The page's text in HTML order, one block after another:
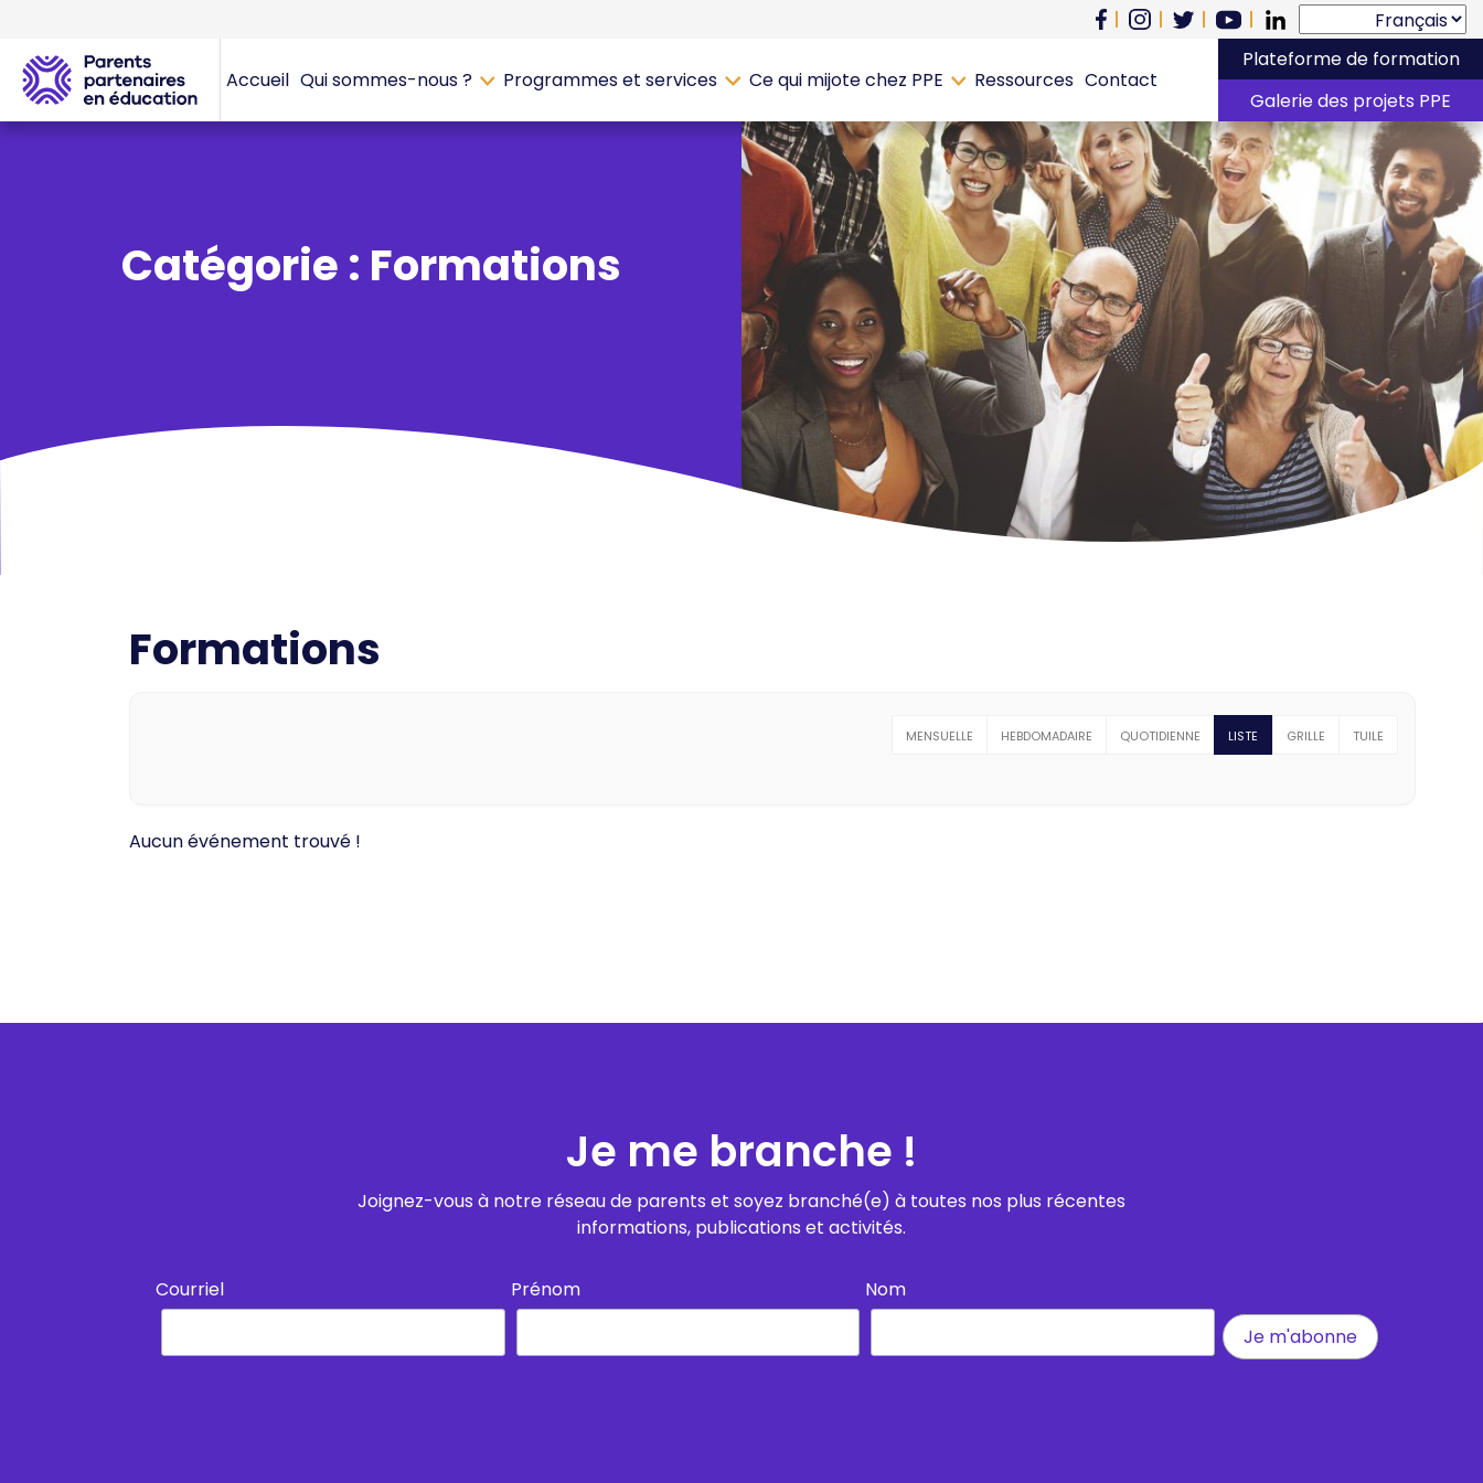
Accueil Qui sommes-nous ? Programmes et services Ce qui mijote chez PPE Ressources Contact
Plateforme de formation
Galerie des projets PPE
Catégorie : Formations
Formations
MENSUELLE HEBDOMADAIRE QUOTIDIENNE LISTE GRILLE TUILE
Aucun événement trouvé !
Je me branche !
Joignez-vous à notre réseau de parents et soyez branché(e) à toutes nos plus récentes
informations, publications et activités.
Courriel Prénom Nom